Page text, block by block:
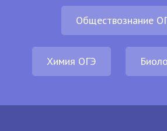
Обществознание
Химия ОГЭ